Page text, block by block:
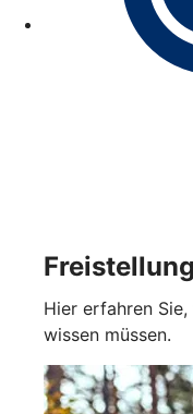
Hier erfahren
wissen müssen.